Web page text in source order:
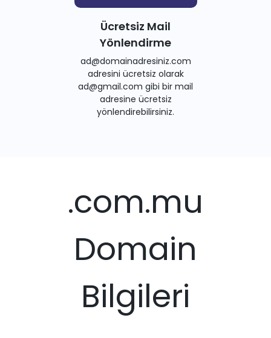
Ücretsiz Mail
Yönlendirme
ad@domainadresiniz.com
adresini ücretsiz olarak
ad@gmail.com gibi bir mail
adresine ücretsiz
yönlendirebilirsiniz.
.com.mu
Domain
Bilgileri